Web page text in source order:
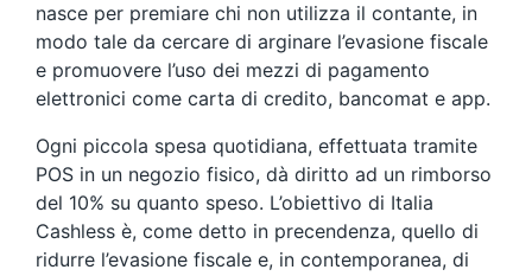
nasce per premiare chi non utilizza il contante, in
modo tale da cercare di arginare l’evasione fiscale
e promuovere l’uso dei mezzi di pagamento
elettronici come carta di credito, bancomat e app.
Ogni piccola spesa quotidiana, effettuata tramite
POS in un negozio fisico, dà diritto ad un rimborso
del 10% su quanto speso. L’obiettivo di Italia
Cashless è, come detto in precendenza, quello di
ridurre l’evasione fiscale e, in contemporanea, di